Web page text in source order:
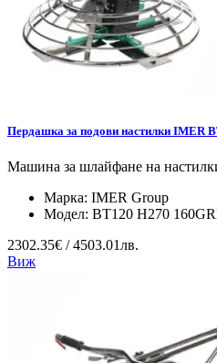
Пердашка за подови настилки IMER
Машина за шлайфане на
Марка: IMER Group
Модел: BT120 H270
2302.35€ / 4503.01лв.
Виж